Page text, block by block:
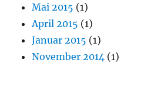
Mai 2015 (1)
April 2015 (1)
Januar 2015 (1)
November 2014 (1)